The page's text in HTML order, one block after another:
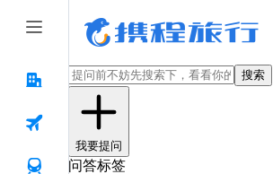
搜索
我要提问
问答标签